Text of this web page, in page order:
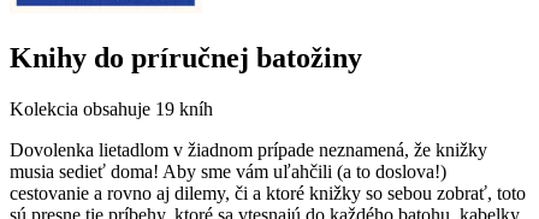
Knihy do príručnej batožiny
Kolekcia obsahuje 19 kníh
Dovolenka lietadlom v žiadnom prípade neznamená, že knižky
musia sedieť doma! Aby sme vám uľahčili (a to doslova!)
cestovanie a rovno aj dilemy, či a ktoré knižky so sebou zobrať, toto
sú presne tie príbehy, ktoré sa vtesnajú do každého batohu, kabelky